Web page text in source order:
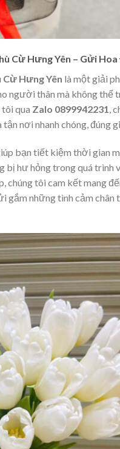
Cừ Hưng Yên – Gửi
Hưng Yên là một giải
người thân mà không thể
tôi qua Zalo 0899942231,
nơi nhanh chóng, đúng
bạn tiết kiệm thời gian
hư hỏng trong quá trình
chúng tôi cam kết mang
gắm những tình cảm chân